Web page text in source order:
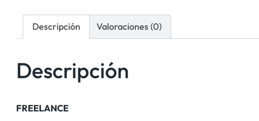
Descripción Valoraciones (0)
Descripción
FREELANCE